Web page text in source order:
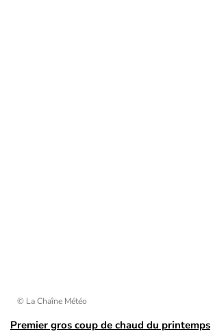
© La Chaîne Météo
Premier gros coup de chaud du printemps